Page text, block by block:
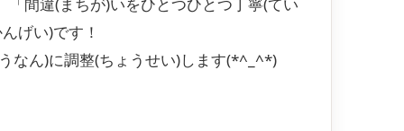
げい)です！
なん)に調整(ちょうせい)します(*^_^*)